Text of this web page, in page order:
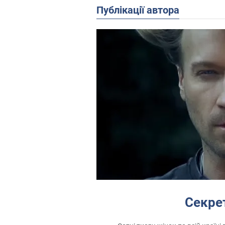
Публікації автора